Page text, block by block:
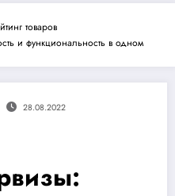
товаров
и функциональность в одном
28.08.2022